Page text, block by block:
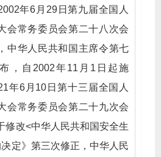
年6月29日第九届全国人
会常务委员会第二十八次会
中华人民共和国主席令第七
，自2002年11月1日起施
年6月10日第十三届全国人
会常务委员会第二十九次会
修改<中华人民共和国安全生
定》第三次修正，中华人民